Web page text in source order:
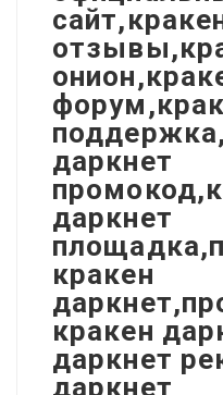
даркнет
даркнет
кракен
кракен
даркнет
даркнет